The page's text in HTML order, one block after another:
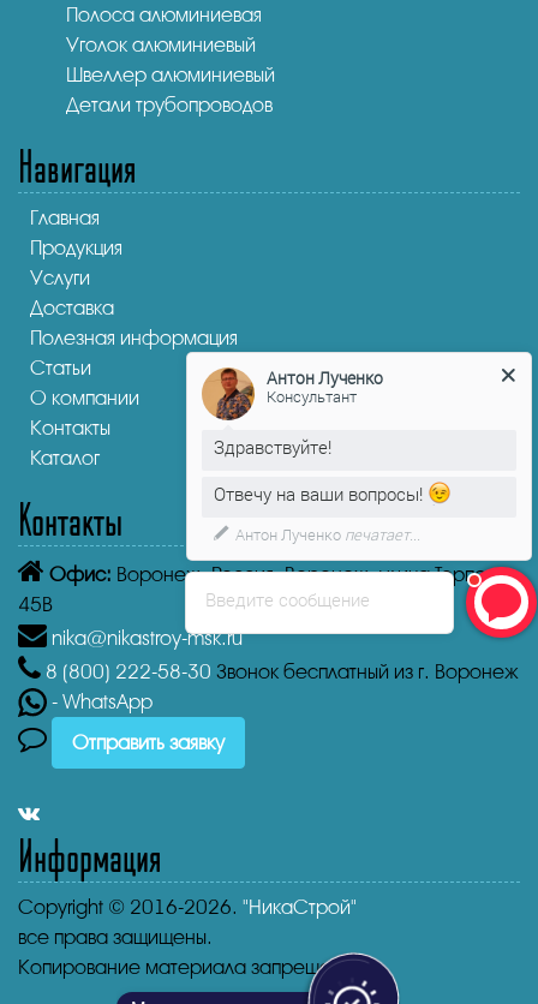
Полоса алюминиевая
Уголок алюминиевый
Швеллер алюминиевый
Детали трубопроводов
Навигация
Главная
Продукция
Услуги
Доставка
Полезная информация
Статьи
О компании
Контакты
Каталог
Контакты
Офис: Воронеж,Россия, Воронеж, улица Торпедо,
45В
nika@nikastroy-msk.ru
8 (800) 222-58-30 Звонок бесплатный из г. Воронеж
- WhatsApp
Отправить заявку
Информация
Copyright © 2016-2026. "НикаСтрой"
все права защищены.
Копирование материала запрещено.
Введите сообщение
Антон Лученко
Консультант
Здравствуйте!
Отвечу на ваши вопросы!
Антон Лученко печатает...